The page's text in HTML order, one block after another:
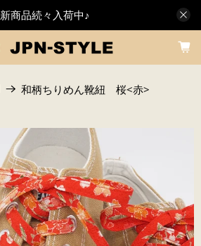
新商品続々入荷中♪
和柄ちりめん靴紐 桜<赤>